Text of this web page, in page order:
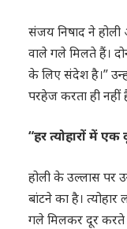
संजय निषाद ने होली
वाले गले मिलते हैं।
के लिए संदेश है।”
परहेज करता ही
“हर त्योहारों में
होली के उल्लास पर
बांटने का है।
गले मिलकर दूर करते